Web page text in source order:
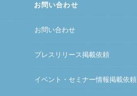
お問い合わせ
お問い合わせ
プレスリリース掲載依頼
イベント・セミナー情報掲載依頼